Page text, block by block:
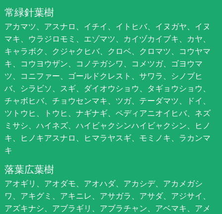
常緑針葉樹
アカマツ、アスナロ、イチイ、イトヒバ、イヌガヤ、イヌ
マキ、ウラジロモミ、エゾマツ、カイヅカイブキ、カヤ、
キャラボク、クジャクヒバ、クロベ、クロマツ、コウヤマ
キ、コウヨウザン、コノテガシワ、コメツガ、ゴヨウマ
ツ、コニファー、ゴールドクレスト、サワラ、シノブヒ
バ、シラビソ、スギ、ダイオウショウ、タギョウショウ、
チャボヒバ、チョウセンマキ、ツガ、テーダマツ、ドイ、
ツトウヒ、トウヒ、ナギナギ、ペディアニオイヒバ、ネズ
ミサシ、ハイネズ、ハイビャクシンハイビャクシン、ヒノ
キ、ヒノキアスナロ、ヒマラヤスギ、モミノキ、ラカンマ
キ
落葉広葉樹
アオギリ、アオダモ、アオハダ、アカシデ、アカメガシ
ワ、アキグミ、アキニレ、アサガラ、アサダ、アジサイ、
アズキナシ、アブラギリ、アブラチャン、アベマキ、アメ